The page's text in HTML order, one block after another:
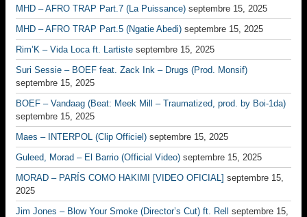
MHD – AFRO TRAP Part.7 (La Puissance) septembre 15, 2025
MHD – AFRO TRAP Part.5 (Ngatie Abedi) septembre 15, 2025
Rim’K – Vida Loca ft. Lartiste septembre 15, 2025
Suri Sessie – BOEF feat. Zack Ink – Drugs (Prod. Monsif)
septembre 15, 2025
BOEF – Vandaag (Beat: Meek Mill – Traumatized, prod. by Boi-1da)
septembre 15, 2025
Maes – INTERPOL (Clip Officiel) septembre 15, 2025
Guleed, Morad – El Barrio (Official Video) septembre 15, 2025
MORAD – PARÍS COMO HAKIMI [VIDEO OFICIAL] septembre 15,
2025
Jim Jones – Blow Your Smoke (Director’s Cut) ft. Rell
septembre 15,